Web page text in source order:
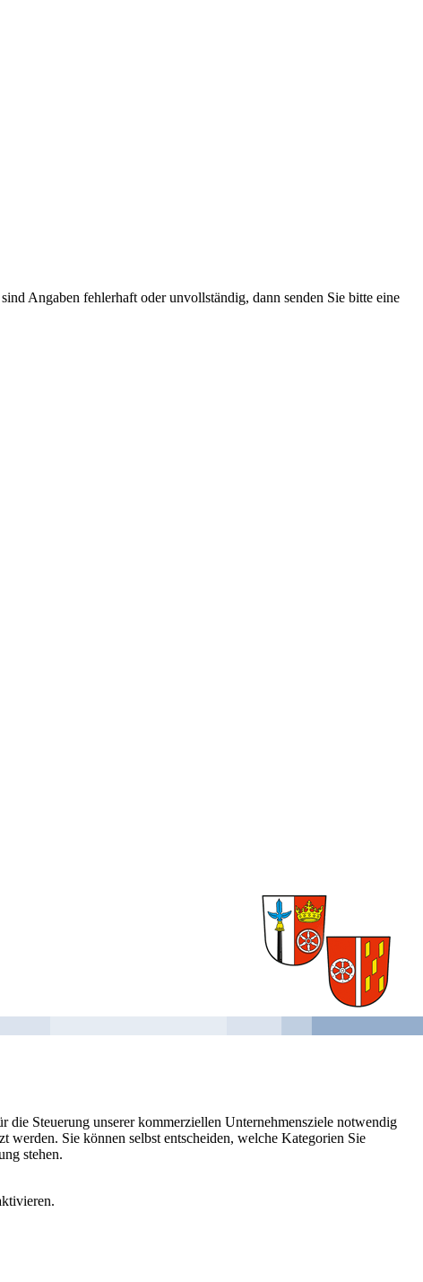
Angaben fehlerhaft oder unvollständig, dann senden Sie bitte eine
Steuerung unserer kommerziellen Unternehmensziele notwendig
Sie können selbst entscheiden, welche Kategorien Sie
stehen.